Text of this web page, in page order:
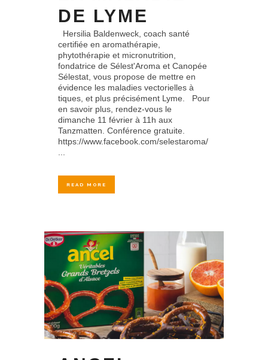
DE LYME
Hersilia Baldenweck, coach santé
certifiée en aromathérapie,
phytothérapie et micronutrition,
fondatrice de Sélest'Aroma et Canopée
Sélestat, vous propose de mettre en
évidence les maladies vectorielles à
tiques, et plus précisément Lyme. Pour
en savoir plus, rendez-vous le
dimanche 11 février à 11h aux
Tanzmatten. Conférence gratuite.
https://www.facebook.com/selestaroma/
READ MORE